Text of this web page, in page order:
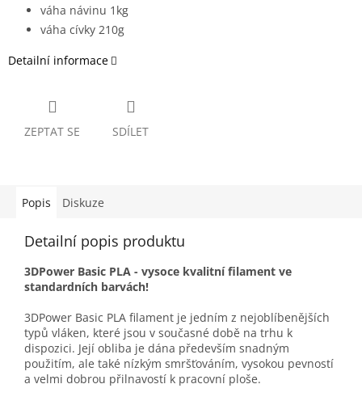
váha návinu 1kg
váha cívky 210g
Detailní informace
ZEPTAT SE SDÍLET
Popis Diskuze
Detailní popis produktu
3DPower Basic PLA - vysoce kvalitní filament ve
standardních barvách!
3DPower Basic PLA filament je jedním z nejoblíbenějších
typů vláken, které jsou v současné době na trhu k
dispozici. Její obliba je dána především snadným
použitím, ale také nízkým smršťováním, vysokou pevností
a velmi dobrou přilnavostí k pracovní ploše.